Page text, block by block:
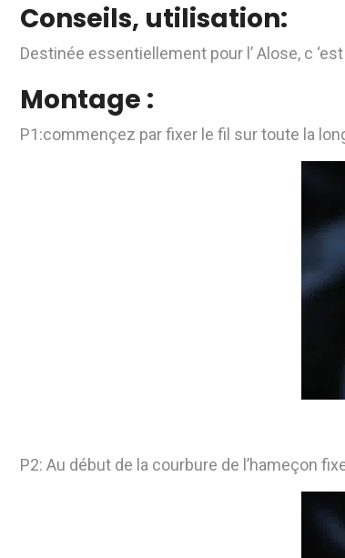
Conseils, utilisation:
Destinée essentiellement pour l’ Alose, c
Montage :
P1:commençez par fixer le fil sur toute la
P2: Au début de la courbure de l’hameçon